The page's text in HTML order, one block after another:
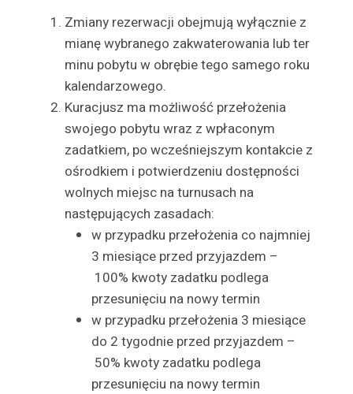
Zmiany rezerwacji obejmują wyłącznie z
mianę wybranego zakwaterowania lub ter
minu pobytu w obrębie tego samego roku
kalendarzowego.
Kuracjusz ma możliwość przełożenia
swojego pobytu wraz z wpłaconym
zadatkiem, po wcześniejszym kontakcie z
ośrodkiem i potwierdzeniu dostępności
wolnych miejsc na turnusach na
następujących zasadach:
w przypadku przełożenia co najmniej
3 miesiące przed przyjazdem –
100% kwoty zadatku podlega
przesunięciu na nowy termin
w przypadku przełożenia 3 miesiące
do 2 tygodnie przed przyjazdem –
50% kwoty zadatku podlega
przesunięciu na nowy termin